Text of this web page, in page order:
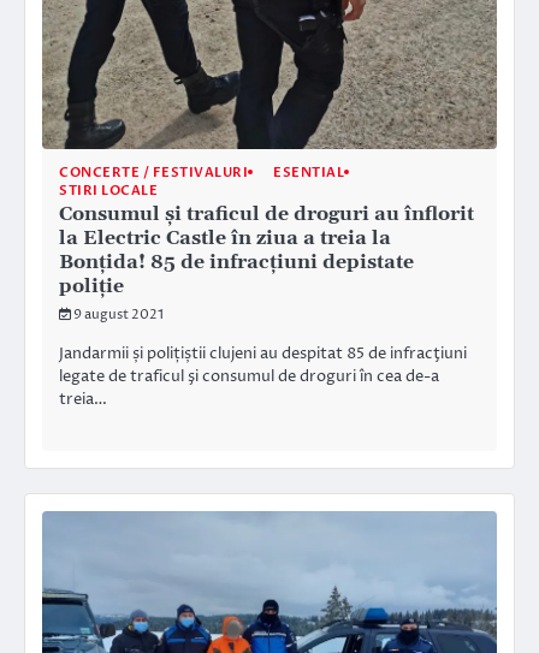
CONCERTE / FESTIVALURI
ESENTIAL
STIRI LOCALE
Consumul și traficul de droguri au înflorit
la Electric Castle în ziua a treia la
Bonțida! 85 de infracțiuni depistate
poliție
9 august 2021
Jandarmii și polițiștii clujeni au despitat 85 de infracţiuni
legate de traficul şi consumul de droguri în cea de-a
treia…